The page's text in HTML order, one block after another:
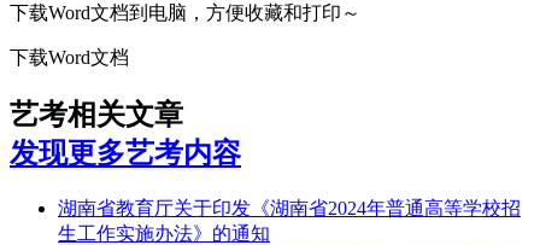
下载Word文档到电脑，方便收藏和打印～
下载Word文档
艺考相关文章
发现更多艺考内容
湖南省教育厅关于印发《湖南省2024年普通高等学校招
生工作实施办法》的通知